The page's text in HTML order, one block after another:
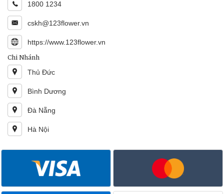
1800 1234
cskh@123flower.vn
https://www.123flower.vn
Chi Nhánh
Thủ Đức
Bình Dương
Đà Nẵng
Hà Nội